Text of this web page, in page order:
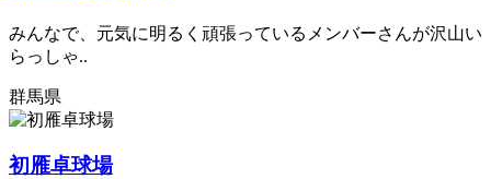
みんなで、元気に明るく頑張っているメンバーさんが沢山い
らっしゃ..
群馬県
初雁卓球場